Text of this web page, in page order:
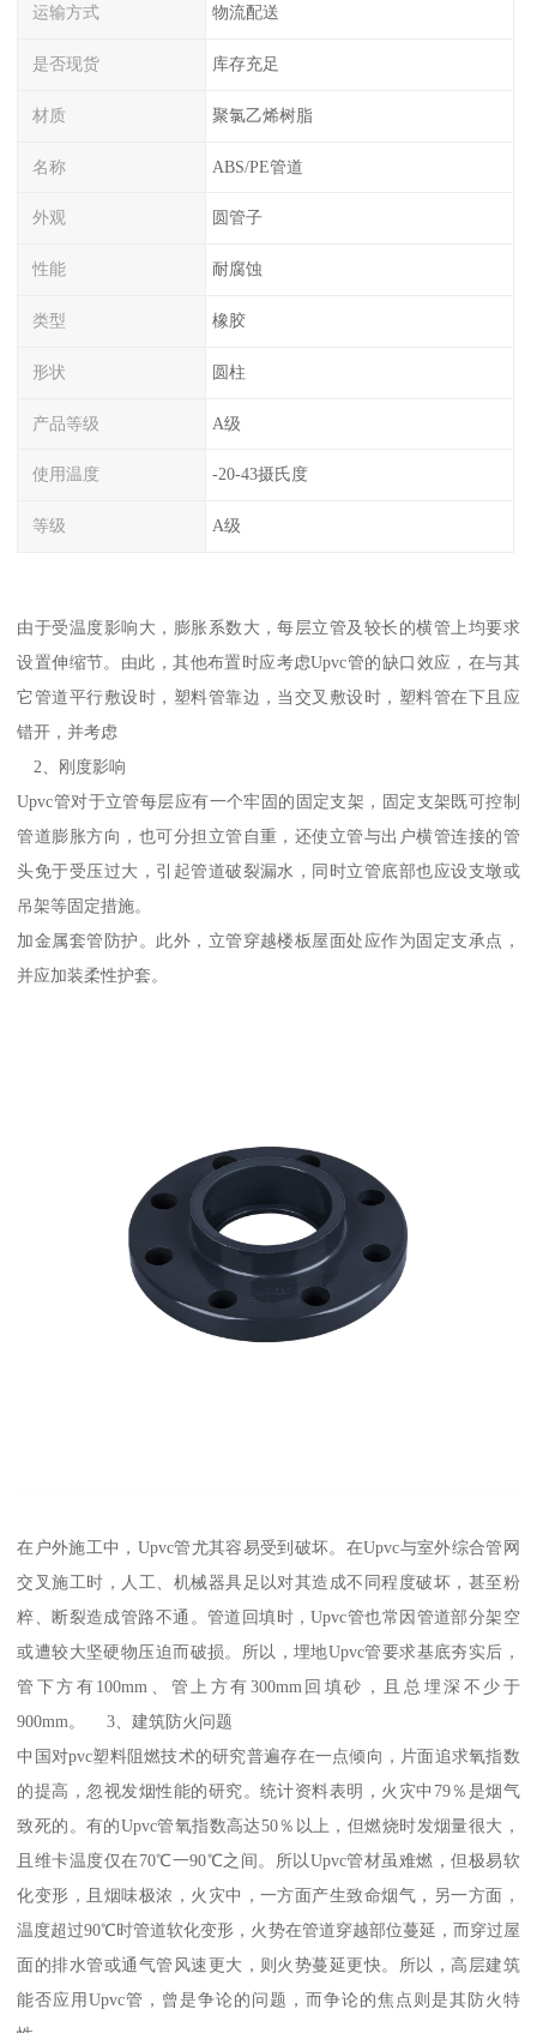
运输方式 物流配送
是否现货 库存充足
材质 聚氯乙烯树脂
名称 ABS/PE管道
外观 圆管子
性能 耐腐蚀
类型 橡胶
形状 圆柱
产品等级 A级
使用温度 -20-43摄氏度
等级 A级
由于受温度影响大，膨胀系数大，每层立管及较长的横管上均要求
设置伸缩节。由此，其他布置时应考虑Upvc管的缺口效应，在与其
它管道平行敷设时，塑料管靠边，当交叉敷设时，塑料管在下且应
错开，并考虑
2、刚度影响
Upvc管对于立管每层应有一个牢固的固定支架，固定支架既可控制
管道膨胀方向，也可分担立管自重，还使立管与出户横管连接的管
头免于受压过大，引起管道破裂漏水，同时立管底部也应设支墩或
吊架等固定措施。
加金属套管防护。此外，立管穿越楼板屋面处应作为固定支承点，
并应加装柔性护套。
在户外施工中，Upvc管尤其容易受到破坏。在Upvc与室外综合管网
交叉施工时，人工、机械器具足以对其造成不同程度破坏，甚至粉
粹、断裂造成管路不通。管道回填时，Upvc管也常因管道部分架空
或遭较大坚硬物压迫而破损。所以，埋地Upvc管要求基底夯实后，
管下方有100mm、管上方有300mm回填砂，且总埋深不少于
900mm。 3、建筑防火问题
中国对pvc塑料阻燃技术的研究普遍存在一点倾向，片面追求氧指数
的提高，忽视发烟性能的研究。统计资料表明，火灾中79％是烟气
致死的。有的Upvc管氧指数高达50％以上，但燃烧时发烟量很大，
且维卡温度仅在70℃一90℃之间。所以Upvc管材虽难燃，但极易软
化变形，且烟味极浓，火灾中，一方面产生致命烟气，另一方面，
温度超过90℃时管道软化变形，火势在管道穿越部位蔓延，而穿过屋
面的排水管或通气管风速更大，则火势蔓延更快。所以，高层建筑
能否应用Upvc管，曾是争论的问题，而争论的焦点则是其防火特